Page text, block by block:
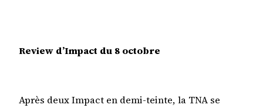
Review d’Impact du 8 octobre
Après deux Impact en demi-teinte, la TNA se